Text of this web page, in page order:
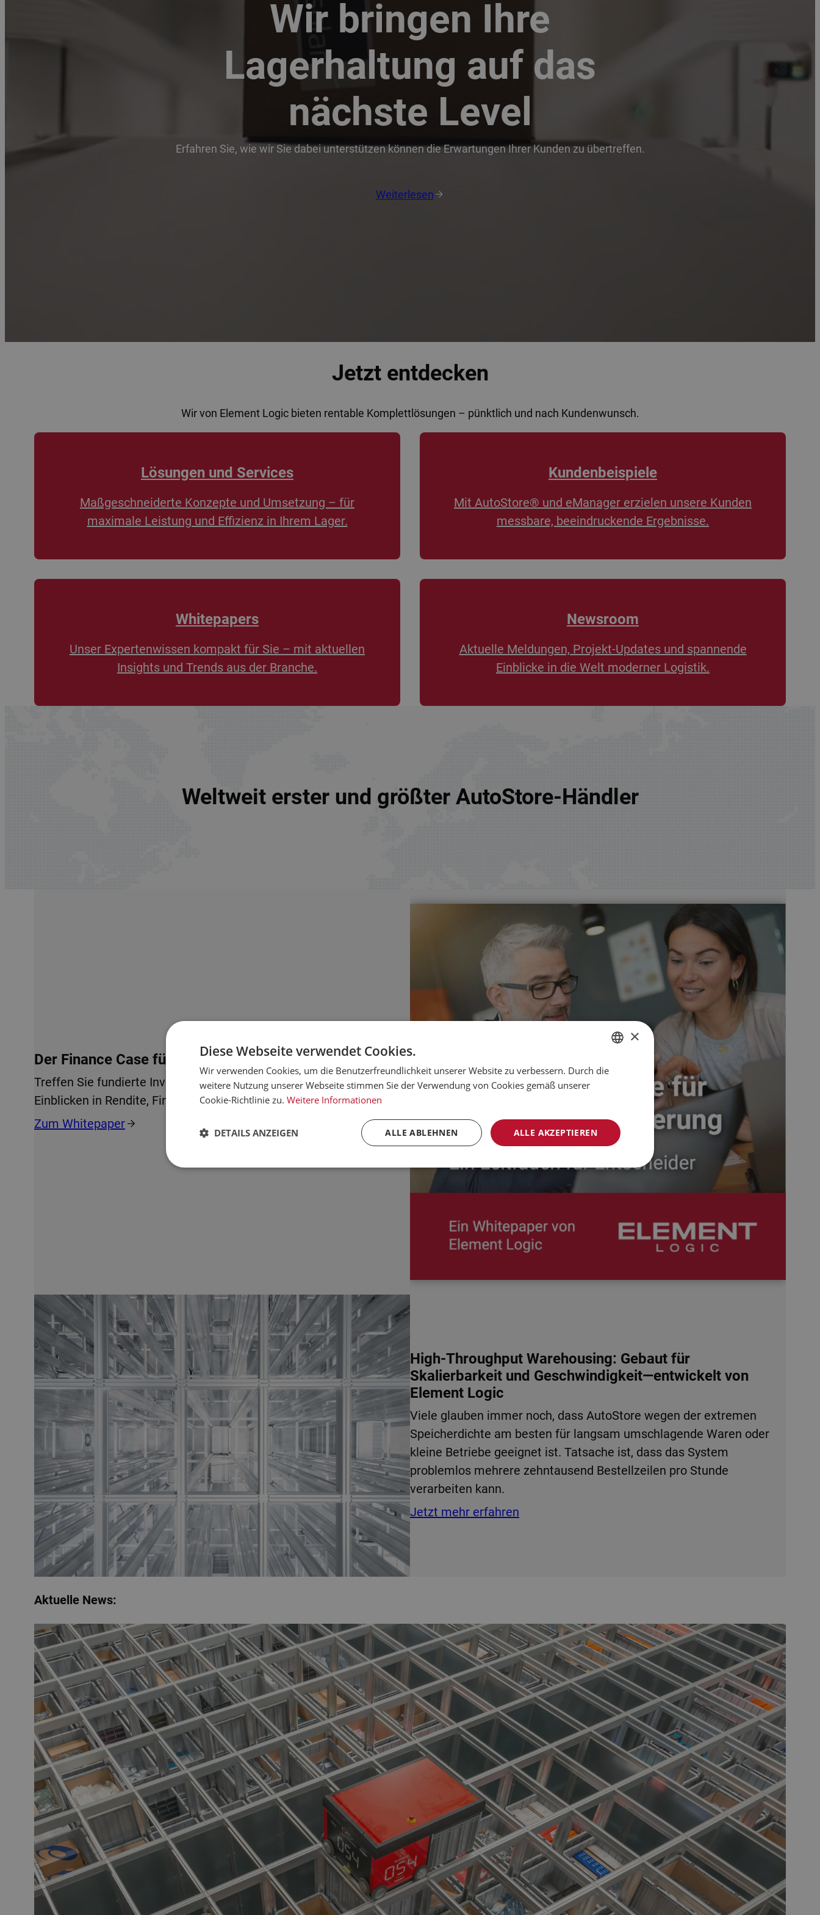
Wir bringen Ihre
Lagerhaltung auf das
nächste Level
Erfahren Sie, wie wir Sie dabei unterstützen können die Erwartungen Ihrer Kunden zu übertreffen.
Weiterlesen
Jetzt entdecken
Wir von Element Logic bieten rentable Komplettlösungen – pünktlich und nach Kundenwunsch.
Lösungen und Services
Maßgeschneiderte Konzepte und Umsetzung – für
maximale Leistung und Effizienz in Ihrem Lager.
Kundenbeispiele
Mit AutoStore® und eManager erzielen unsere Kunden
messbare, beeindruckende Ergebnisse.
Whitepapers
Unser Expertenwissen kompakt für Sie – mit aktuellen
Insights und Trends aus der Branche.
Newsroom
Aktuelle Meldungen, Projekt-Updates und spannende
Einblicke in die Welt moderner Logistik.
Weltweit erster und größter AutoStore-Händler
Der Finance Case für Lagerautomatisierung
Treffen Sie fundierte Investitionsentscheidungen – mit klaren
Einblicken in Rendite, Finanzierung und Risiken.
Zum Whitepaper
High-Throughput Warehousing: Gebaut für
Skalierbarkeit und Geschwindigkeit—entwickelt von
Element Logic
Viele glauben immer noch, dass AutoStore wegen der extremen
Speicherdichte am besten für langsam umschlagende Waren oder
kleine Betriebe geeignet ist. Tatsache ist, dass das System
problemlos mehrere zehntausend Bestellzeilen pro Stunde
verarbeiten kann.
Jetzt mehr erfahren
Aktuelle News:
ENGLISH
GERMAN
DANISH
×
Diese Webseite verwendet Cookies.
Wir verwenden Cookies, um die Benutzerfreundlichkeit unserer Website zu verbessern. Durch die
weitere Nutzung unserer Webseite stimmen Sie der Verwendung von Cookies gemäß unserer
Cookie-Richtlinie zu. Weitere Informationen
ALLE AKZEPTIEREN
ALLE ABLEHNEN
DETAILS ANZEIGEN